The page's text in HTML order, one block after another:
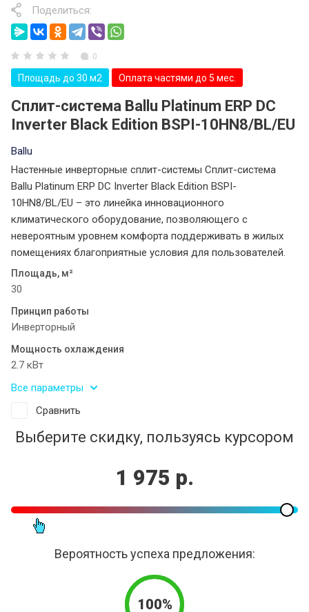
Поделиться:
0
Площадь до 30 м2 Оплата частями до 5 мес.
Сплит-система Ballu Platinum ERP DC
Inverter Black Edition BSPI-10HN8/BL/EU
Ballu
Настенные инверторные сплит-системы Сплит-система
Ballu Platinum ERP DC Inverter Black Edition BSPI-
10HN8/BL/EU – это линейка инновационного
климатического оборудование, позволяющего с
невероятным уровнем комфорта поддерживать в жилых
помещениях благоприятные условия для пользователей.
Площадь, м²
30
Принцип работы
Инверторный
Мощность охлаждения
2.7 кВт
Все параметры
Сравнить
Выберите скидку, пользуясь курсором
1 975 р.
Вероятность успеха предложения:
100%